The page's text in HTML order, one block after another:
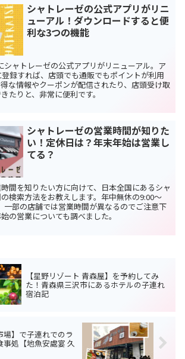
シャトレーゼの公式アプリがリニ
ューアル！ダウンロードすると便
利な3つの機能
シャトレーゼの公式アプリがリニューアル。ア
録すれば、店頭でも通販でもポイントが利用
な情報やクーポンが配信されたり、店頭受け取
たりと、非常に便利です。
シャトレーゼの営業時間が知りた
い！定休日は？年末年始は営業し
てる？
間を知りたい方に向けて、日本全国にあるシャ
検索方法をお教えします。年中無休の9:00～
一部の店舗では営業時間が異なるのでご注意下
の営業についても調べました。
【星野リゾート 青森屋】を予約してみ
た！青森県三沢市にあるホテルの子連れ
宿泊記
場】で子連れでのラ
事処【地魚安處宴 久